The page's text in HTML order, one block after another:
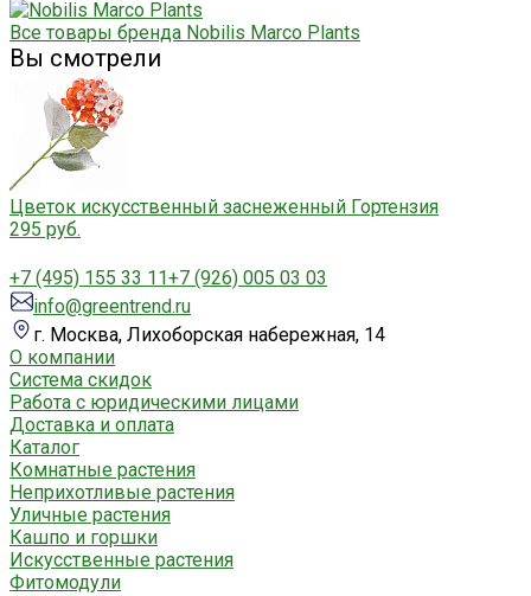
Все товары бренда Nobilis Marco Plants
Вы смотрели
Цветок искусственный заснеженный Гортензия
295 руб.
+7 (495) 155 33 11+7 (926) 005 03 03
info@greentrend.ru
г. Москва, Лихоборская набережная, 14
О компании
Система скидок
Работа с юридическими лицами
Доставка и оплата
Каталог
Комнатные растения
Неприхотливые растения
Уличные растения
Кашпо и горшки
Искусственные растения
Фитомодули